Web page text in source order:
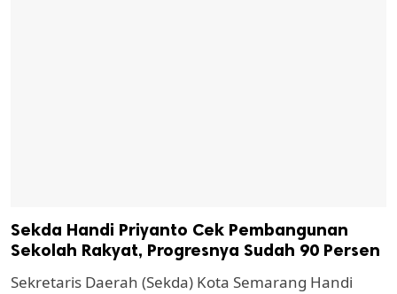
Sekda Handi Priyanto Cek Pembangunan
Sekolah Rakyat, Progresnya Sudah 90 Persen
Sekretaris Daerah (Sekda) Kota Semarang Handi